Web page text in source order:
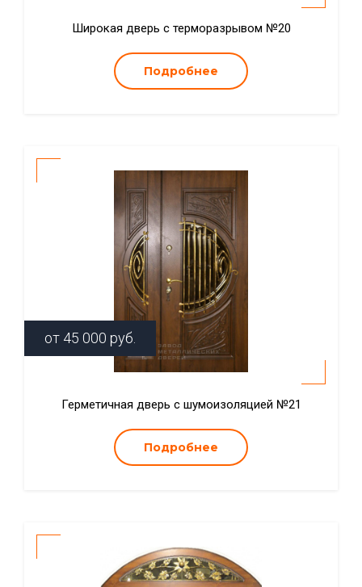
Широкая дверь с терморазрывом №20
Подробнее
от 45 000 руб.
Герметичная дверь с шумоизоляцией №21
Подробнее